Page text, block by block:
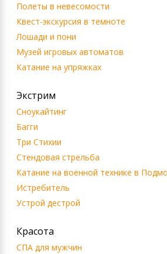
Полеты в невесомости
Квест-экскурсия в темноте
Лошади и пони
Музей игровых автоматов
Катание на упряжках
Экстрим
Сноукайтинг
Багги
Три Стихии
Стендовая стрельба
Катание на военной технике в
Истребитель
Устрой дестрой
Красота
СПА для мужчин